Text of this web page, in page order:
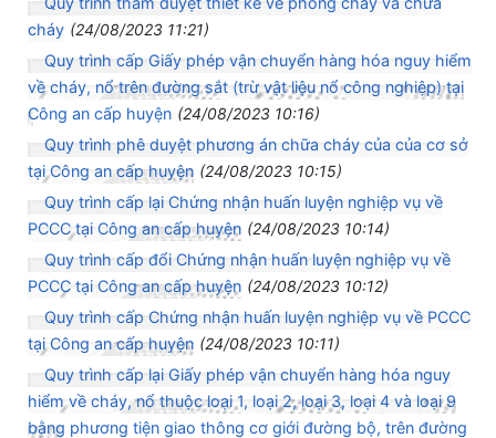
cháy (24/08/2023 11:21)
Quy trình cấp Giấy phép vận chuyển hàng hóa nguy hiểm
về cháy, nổ trên đường sắt (trừ vật liệu nổ công nghiệp) tại
Công an cấp huyện (24/08/2023 10:16)
Quy trình phê duyệt phương án chữa cháy của của cơ sở
tại Công an cấp huyện (24/08/2023 10:15)
Quy trình cấp lại Chứng nhận huấn luyện nghiệp vụ về
PCCC tại Công an cấp huyện (24/08/2023 10:14)
Quy trình cấp đổi Chứng nhận huấn luyện nghiệp vụ về
PCCC tại Công an cấp huyện (24/08/2023 10:12)
Quy trình cấp Chứng nhận huấn luyện nghiệp vụ về PCCC
tại Công an cấp huyện (24/08/2023 10:11)
Quy trình cấp lại Giấy phép vận chuyển hàng hóa nguy
hiểm về cháy, nổ thuộc loại 1, loại 2, loại 3, loại 4 và loại 9
bằng phương tiện giao thông cơ giới đường bộ, trên đường